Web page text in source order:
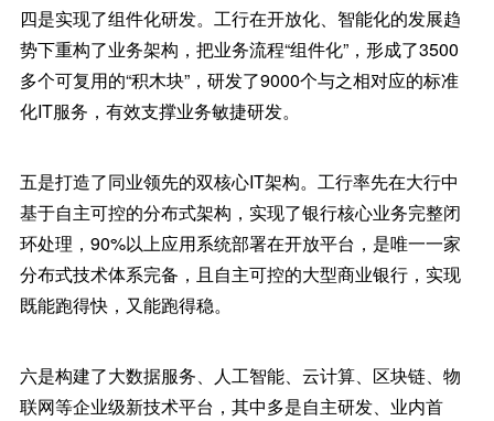
四是实现了组件化研发。工行在开放化、智能化的发展趋
势下重构了业务架构，把业务流程“组件化”，形成了3500
多个可复用的“积木块”，研发了9000个与之相对应的标准
化IT服务，有效支撑业务敏捷研发。
五是打造了同业领先的双核心IT架构。工行率先在大行中
基于自主可控的分布式架构，实现了银行核心业务完整闭
环处理，90%以上应用系统部署在开放平台，是唯一一家
分布式技术体系完备，且自主可控的大型商业银行，实现
既能跑得快，又能跑得稳。
六是构建了大数据服务、人工智能、云计算、区块链、物
联网等企业级新技术平台，其中多是自主研发、业内首